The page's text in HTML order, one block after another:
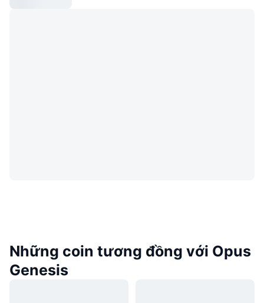
Những coin tương đồng với Opus
Genesis